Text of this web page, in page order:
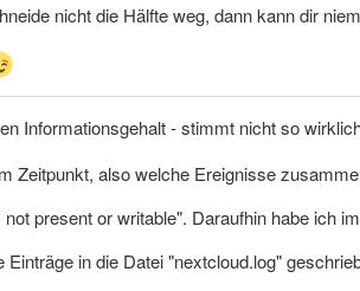
nicht die Hälfte weg, dann kann dir
Informationsgehalt - stimmt nicht so
Zeitpunkt, also welche Ereignisse
present or writable". Daraufhin habe ich
Einträge in die Datei "nextcloud.log"